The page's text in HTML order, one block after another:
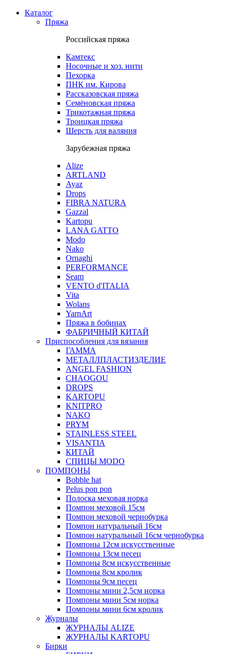
Каталог
Пряжа
Российская пряжа
Камтекс
Носочные и хоз. нити
Пехорка
ПНК им. Кирова
Рассказовская пряжа
Семёновская пряжа
Трикотажная пряжа
Троицкая пряжа
Шерсть для валяния
Зарубежная пряжа
Alize
ARTLAND
Ayaz
Drops
FIBRA NATURA
Gazzal
Kartopu
LANA GATTO
Modo
Nako
Ornaghi
PERFORMANCE
Seam
VENTO d'ITALIA
Vita
Wolans
YarnArt
Пряжа в бобинах
ФАБРИЧНЫЙ КИТАЙ
Приспособления для вязания
ГАММА
МЕТАЛЛПЛАСТИЗДЕЛИЕ
ANGEL FASHION
CHAOGOU
DROPS
KARTOPU
KNITPRO
NAKO
PRYM
STAINLESS STEEL
VISANTIA
КИТАЙ
СПИЦЫ MODO
ПОМПОНЫ
Bobble hat
Pelus pon pon
Полоска меховая норка
Помпон меховой 15см
Помпон меховой чернобурка
Помпон натуральный 16см
Помпон натуральный 16см чернобурка
Помпоны 12см искусственные
Помпоны 13см песец
Помпоны 8см искусственные
Помпоны 8см кролик
Помпоны 9см песец
Помпоны мини 2,5см норка
Помпоны мини 5см норка
Помпоны мини 6см кролик
Журналы
ЖУРНАЛЫ ALIZE
ЖУРНАЛЫ KARTOPU
Бирки